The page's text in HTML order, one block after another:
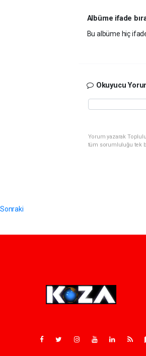
Albüme ifade
Bu albüme hiç
Okuyucu
Yorum yazarak
tüm sorumluluğu tek
Sonraki